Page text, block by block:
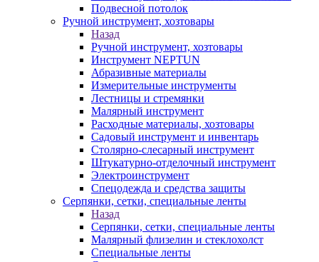
Подвесной потолок
Ручной инструмент, хозтовары
Назад
Ручной инструмент, хозтовары
Инструмент NEPTUN
Абразивные материалы
Измерительные инструменты
Лестницы и стремянки
Малярный инструмент
Расходные материалы, хозтовары
Садовый инструмент и инвентарь
Столярно-слесарный инструмент
Штукатурно-отделочный инструмент
Электроинструмент
Спецодежда и средства защиты
Серпянки, сетки, специальные ленты
Назад
Серпянки, сетки, специальные ленты
Малярный флизелин и стеклохолст
Специальные ленты